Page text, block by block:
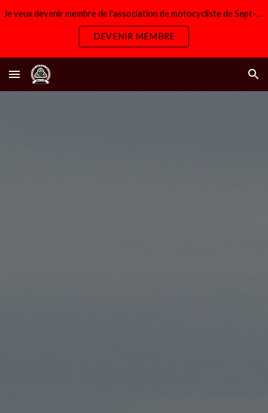
Skip to navigation
Je veux devenir membre de l'association de motocycliste de Sept-Îles AMSI
DEVENIR MEMBRE